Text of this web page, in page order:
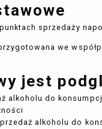
sprzedaży
we
jest
alkoholu do
alkoholu do